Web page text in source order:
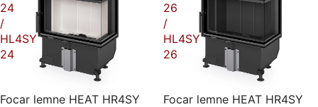
24
/
HL4SY
24
Focar lemne HEAT HR4SY
26
/
HL4SY
26
Focar lemne HEAT HR4SY